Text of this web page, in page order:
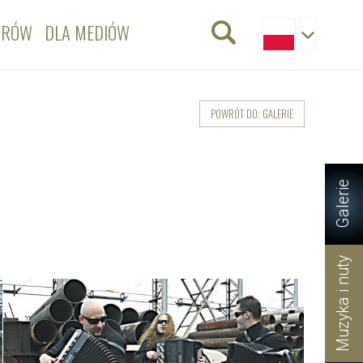
Galerie
Muzyka i nuty
DLA MEDIÓW
POWRÓT DO: GALERIE